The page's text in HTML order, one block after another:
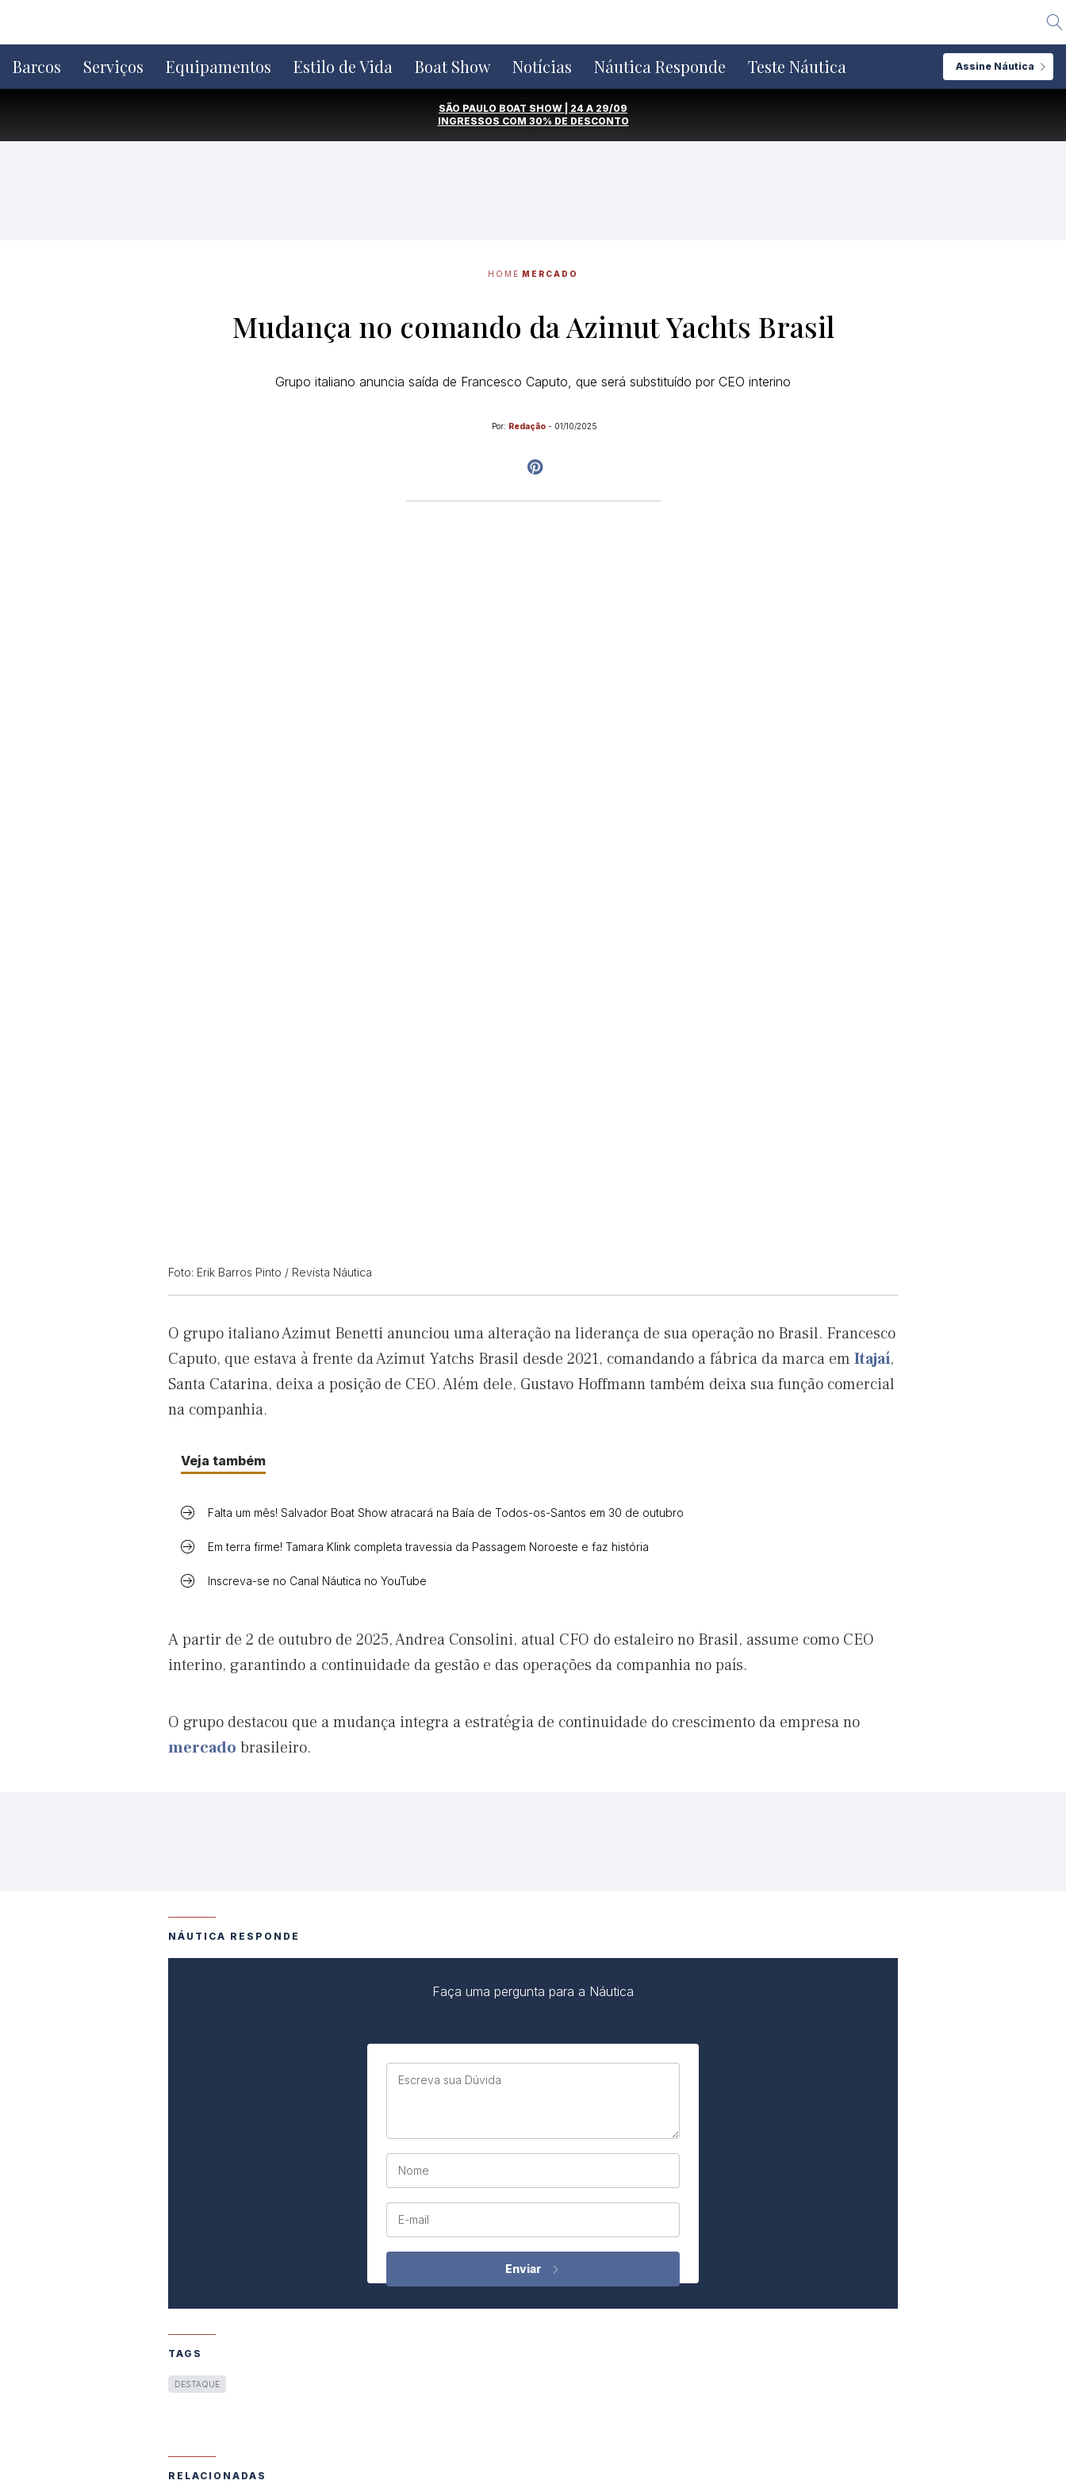
o
conteúdo
Barcos Serviços Equipamentos Estilo de Vida Boat Show Notícias Náutica Responde Teste Náutica Assine Náutica
SÃO PAULO BOAT SHOW | 24 A 29/09
INGRESSOS COM 30% DE DESCONTO
HOME MERCADO
Mudança no comando da Azimut Yachts Brasil
Grupo italiano anuncia saída de Francesco Caputo, que será substituído por CEO interino
Por: Redação - 01/10/2025
Foto: Erik Barros Pinto / Revista Náutica
O grupo italiano Azimut Benetti anunciou uma alteração na liderança de sua operação no Brasil. Francesco
Caputo, que estava à frente da Azimut Yatchs Brasil desde 2021, comandando a fábrica da marca em Itajaí,
Santa Catarina, deixa a posição de CEO. Além dele, Gustavo Hoffmann também deixa sua função comercial
na companhia.
Veja também
Falta um mês! Salvador Boat Show atracará na Baía de Todos-os-Santos em 30 de outubro
Em terra firme! Tamara Klink completa travessia da Passagem Noroeste e faz história
Inscreva-se no Canal Náutica no YouTube
A partir de 2 de outubro de 2025, Andrea Consolini, atual CFO do estaleiro no Brasil, assume como CEO
interino, garantindo a continuidade da gestão e das operações da companhia no país.
O grupo destacou que a mudança integra a estratégia de continuidade do crescimento da empresa no
mercado brasileiro.
NÁUTICA RESPONDE
Faça uma pergunta para a Náutica
Escreva sua Dúvida
Nome
E-mail
TAGS
DESTAQUE
RELACIONADAS